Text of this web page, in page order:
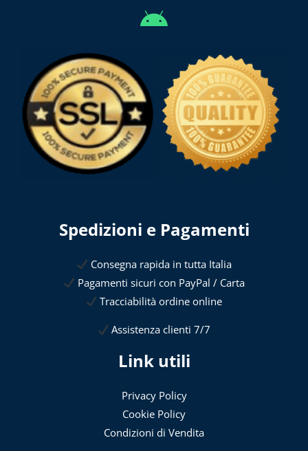
Spedizioni e Pagamenti
Consegna rapida in tutta Italia
Pagamenti sicuri con PayPal / Carta
Tracciabilità ordine online
Assistenza clienti 7/7
Link utili
Privacy Policy
Cookie Policy
Condizioni di Vendita